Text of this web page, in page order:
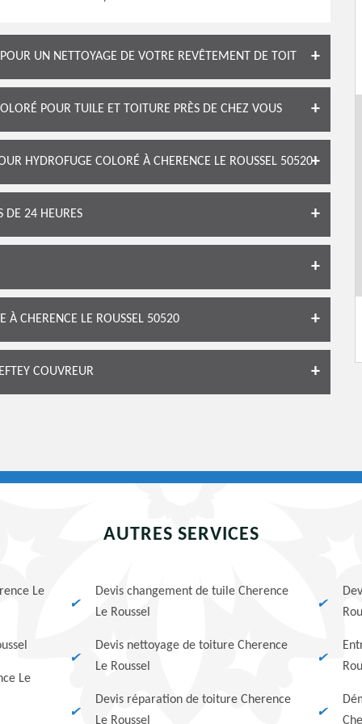
UN NETTOYAGE DE VOTRE REVÊTEMENT DE TOIT
POUR TUILE ET TOITURE PRÈS DE CHEZ VOUS
HYDROFUGE COLORÉ À CHERENCE LE ROUSSEL 50520
DE 24 HEURES
À CHERENCE LE ROUSSEL 50520
COUVREUR
AUTRES SERVICES
Le
Le
Devis changement de tuile Cherence
Le Roussel
Devis nettoyage de toiture Cherence
Le Roussel
Devis réparation de toiture Cherence
Le Roussel